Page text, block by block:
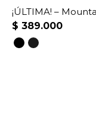
¡ÚLTIMA! –
$ 389.000